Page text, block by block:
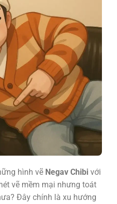
hình vẽ Negav Chibivới
vẽ mềm mại nhưng toát
Đây chính là xu hướng